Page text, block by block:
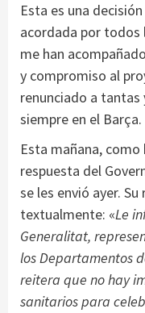
Esta es una
acordada por todos
me han
y compromiso al
renunciado a tantas
siempre en el Barça.
Esta mañana, como
respuesta del
se les envió ayer.
textualmente: «Le
Generalitat,
los Departamentos
reitera que no hay
sanitarios para